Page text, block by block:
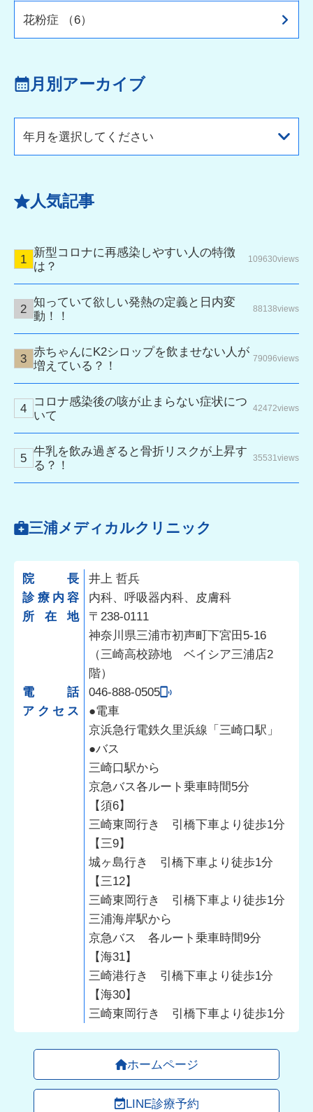
花粉症 （6）
月別アーカイブ
年月を選択してください
人気記事
新型コロナに再感染しやすい人の特徴
は？
109630views
知っていて欲しい発熱の定義と日内変
動！！
88138views
赤ちゃんにK2シロップを飲ませない人が
増えている？！
79096views
コロナ感染後の咳が止まらない症状につ
いて
42472views
牛乳を飲み過ぎると骨折リスクが上昇す
る？！
35531views
三浦メディカルクリニック
院長
井上 哲兵
診療内容
内科、呼吸器内科、皮膚科
所在地
〒238-0111
神奈川県三浦市初声町下宮田5-16
（三崎高校跡地 ベイシア三浦店2
階）
電話
046-888-0505
アクセス
●電車
京浜急行電鉄久里浜線「三崎口駅」
●バス
三崎口駅から
京急バス各ルート乗車時間5分
【須6】
三崎東岡行き 引橋下車より徒歩1分
【三9】
城ヶ島行き 引橋下車より徒歩1分
【三12】
三崎東岡行き 引橋下車より徒歩1分
三浦海岸駅から
京急バス 各ルート乗車時間9分
【海31】
三崎港行き 引橋下車より徒歩1分
【海30】
三崎東岡行き 引橋下車より徒歩1分
ホームページ
LINE診療予約